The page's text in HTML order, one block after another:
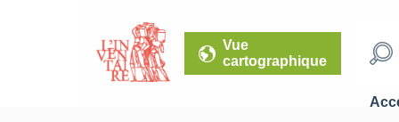
Vue
cartographique